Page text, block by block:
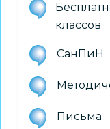
классов
СанПиН
Письма